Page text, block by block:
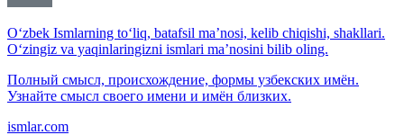
O‘zbek Ismlarning to‘liq, batafsil ma’nosi, kelib chiqishi, shakllari.
O‘zingiz va yaqinlaringizni ismlari ma’nosini bilib oling.
Полный смысл, происхождение, формы узбекских имён.
Узнайте смысл своего имени и имён близких.
ismlar.com